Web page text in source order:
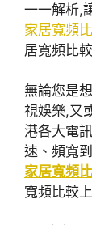
一一解析,
家居寬頻
居寬頻比
無論您是
視娛樂,又
港各大電
速、頻寬
家居寬頻
寬頻比較